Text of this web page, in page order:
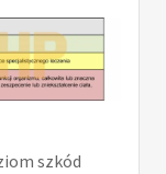
szkód